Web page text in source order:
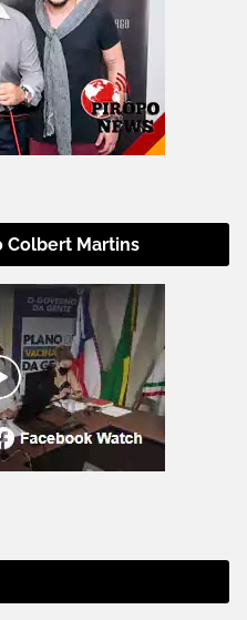
Colbert Martins